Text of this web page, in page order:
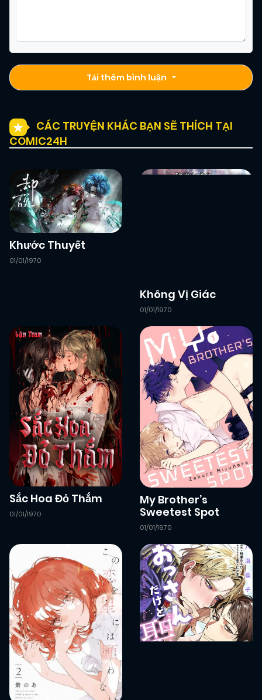
Tải thêm bình luận
CÁC TRUYỆN KHÁC BẠN SẼ THÍCH TẠI
COMIC24H
Khước Thuyết
01/01/1970
Không Vị Giác
01/01/1970
Sắc Hoa Đỏ Thắm
01/01/1970
My Brother’s
Sweetest Spot
01/01/1970